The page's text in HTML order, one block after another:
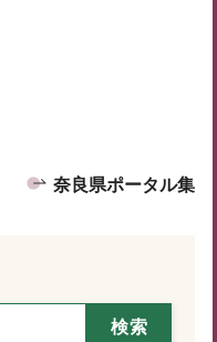
奈良県ポータル集